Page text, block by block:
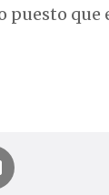
que